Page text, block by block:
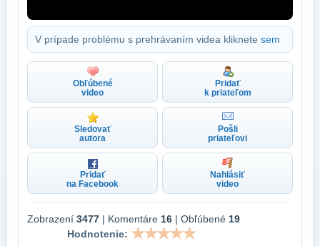
V prípade problému s prehrávaním videa kliknete sem
Obľúbené
video
Pridať
k priateľom
Sledovať
autora
Pošli
priateľovi
Pridať
na Facebook
Nahlásiť
video
Zobrazení 3477 | Komentáre 16 | Obľúbené 19
Hodnotenie: